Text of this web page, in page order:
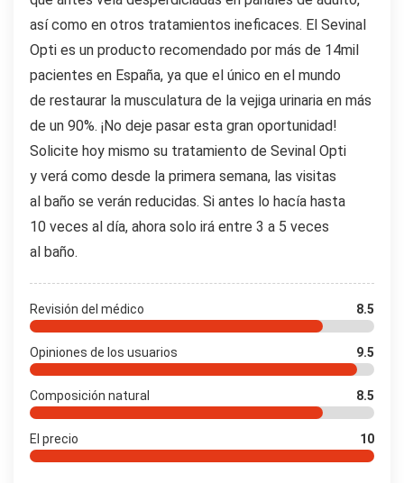
así como en otros tratamientos ineficaces. El Sevinal
Opti es un producto recomendado por más de 14mil
pacientes en España, ya que el único en el mundo
de restaurar la musculatura de la vejiga urinaria en más
de un 90%. ¡No deje pasar esta gran oportunidad!
Solicite hoy mismo su tratamiento de Sevinal Opti
y verá como desde la primera semana, las visitas
al baño se verán reducidas. Si antes lo hacía hasta
10 veces al día, ahora solo irá entre 3 a 5 veces
al baño.
Revisión del médico 8.5
Opiniones de los usuarios 9.5
Composición natural 8.5
El precio 10